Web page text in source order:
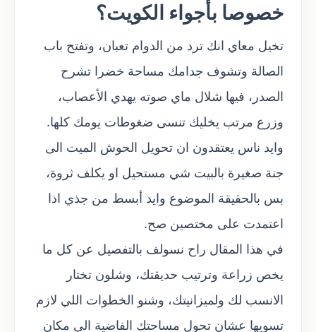
خصوصا بأجواء الكويت؟
تخيل معاي انك ترد من الدوام تعبان، وتفتح باب
الصالة وتشوف جدامك مساحة خضرا تشرح
الصدر، فيها شلال ماي صوته يهدي الأعصاب،
وزرع مرتب يخليك تنسى ضغوطات يومك كلها.
وايد ناس يعتقدون ان تحويل الحوش الميت الى
جنة صغيرة بالبيت شي مستحيل او يكلف ثروة،
بس بالحقيقة الموضوع وايد أبسط من جذي اذا
اعتمدت على مختصين صح.
في هذا المقال راح نسولف بالتفصيل عن كل ما
يخص زراعة وترتيب حديقتك، وشلون تختار
الانسب لك ولميزانيتك، وشنو الخطوات اللي لازم
تسويها عشان تحول مساحتك الفاضية الى مكان